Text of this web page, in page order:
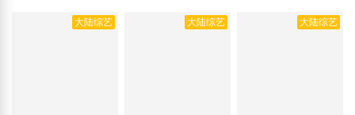
大陆综艺 大陆综艺 大陆综艺